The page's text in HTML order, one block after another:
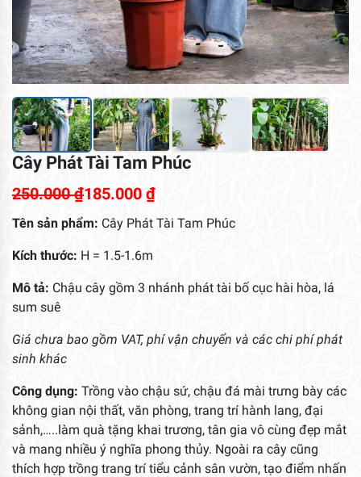
Cây Phát Tài Tam Phúc
250.000₫185.000 ₫
Tên sản phẩm: Cây Phát Tài Tam Phúc
Kích thước: H = 1.5-1.6m
Mô tả: Chậu cây gồm 3 nhánh phát tài bố cục hài hòa, lá
sum suê
Giá chưa bao gồm VAT, phí vận chuyển và các chi phí phát
sinh khác
Công dụng: Trồng vào chậu sứ, chậu đá mài trưng bày các
không gian nội thất, văn phòng, trang trí hành lang, đại
sảnh,…..làm quà tặng khai trương, tân gia vô cùng đẹp mắt
và mang nhiều ý nghĩa phong thủy. Ngoài ra cây cũng
thích hợp trồng trang trí tiểu cảnh sân vườn, tạo điểm nhấn